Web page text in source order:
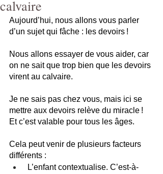
calvaire
Aujourd’hui, nous allons vous parler
d’un sujet qui fâche : les devoirs !
Nous allons essayer de vous aider, car
on ne sait que trop bien que les devoirs
virent au calvaire.
Je ne sais pas chez vous, mais ici se
mettre aux devoirs relève du miracle !
Et c’est valable pour tous les âges.
Cela peut venir de plusieurs facteurs
différents :
L’enfant contextualise. C’est-à-